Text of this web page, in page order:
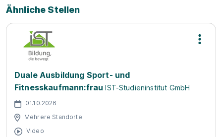
Ähnliche Stellen
Duale Ausbildung Sport- und
Fitnesskaufmann:frau IST-Studieninstitut GmbH
01.10.2026
Mehrere Standorte
Video